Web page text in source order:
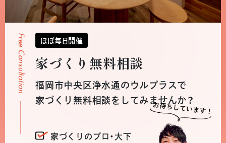
Free Consultation ほぼ毎日開催
家づくり無料相談
福岡市中央区浄水通のウルプラスで
家づくり無料相談をしてみませんか？
家づくりのプロ・大下